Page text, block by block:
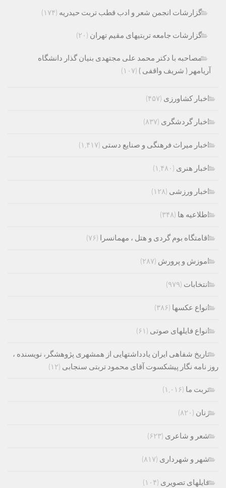
گزارشات انجمن شعر و ادب قطب تربت حیدریه (۱۷۴)
گزارشات جامعه تربتیهای مقیم تهران (۲۰)
مصاحبه با دکتر محمد علی مجتهدی بنیان گذار دانشگاه
آریامهر ( شریف واقفی ) (۱۰۷)
اخبار کشاورزی (۴۵۷)
اخبار گردشگری (۸۳۷)
اخبار میراث فرهنگی و صنایع دستی (۱,۴۱۷)
اخبار هنری (۱,۴۸۰)
اخبار ورزشی (۱۲۸)
اطلاعیه ها (۳۴۸)
اقامتگاه بوم گردی و هتل ، مهمانسرا (۷۶)
اموزش و پرورش (۲۸۷)
انتخابات (۹۷۹)
انواع عکسها (۳۸۶)
انواع فایلهای صوتی (۶۱)
تاریخ شفاهی ایران یادداشتهایی از همشهری پژوهشگر، نویسنده ،
روز نامه نگار پیشکسوت آقای محمود تربتی سنجابی (۱۲)
تربت ما (۱,۰۱۶)
زنان (۸۲۰)
شعر و شاعری (۶۲۳)
شهر و شهرداری (۸۱۷)
فایلهای تصویری (۱۰۴)